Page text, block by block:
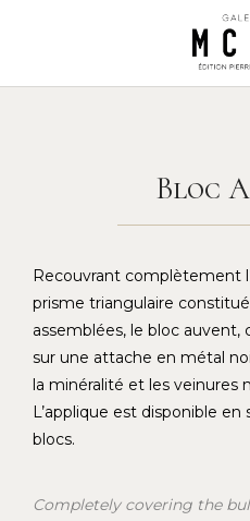
Bloc
Recouvrant complètement
prisme triangulaire
assemblées, le bloc auvent,
sur une attache en métal
la minéralité et les veinures
L’applique est disponible
blocs.
Completely covering the